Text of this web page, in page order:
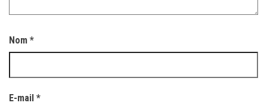
Nom *
E-mail *